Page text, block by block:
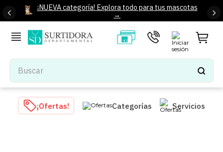
¡NUEVA categoría! Explora todo para tus mascotas
→
Buscar
TÉRMINOS MÁS BUSCADOS
1.
tenis mujer
¡Ofertas! Categorías Servicios